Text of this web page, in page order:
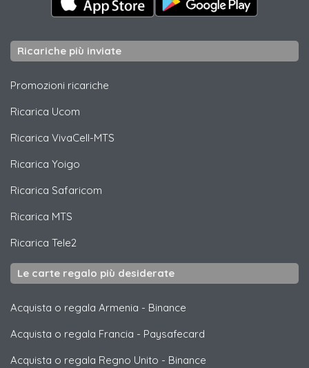
Ricariche più inviate
Promozioni ricariche
Ricarica Ucom
Ricarica VivaCell-MTS
Ricarica Yoigo
Ricarica Safaricom
Ricarica MTS
Ricarica Tele2
Le carte regalo più desiderate
Acquista o regala Armenia - Binance
Acquista o regala Francia - Paysafecard
Acquista o regala Regno Unito - Binance